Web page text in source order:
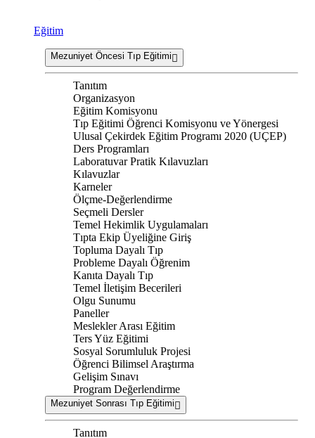
Eğitim
Mezuniyet Öncesi Tıp Eğitimi
Tanıtım
Organizasyon
Eğitim Komisyonu
Tıp Eğitimi Öğrenci Komisyonu ve Yönergesi
Ulusal Çekirdek Eğitim Programı 2020 (UÇEP)
Ders Programları
Laboratuvar Pratik Kılavuzları
Kılavuzlar
Karneler
Ölçme-Değerlendirme
Seçmeli Dersler
Temel Hekimlik Uygulamaları
Tıpta Ekip Üyeliğine Giriş
Topluma Dayalı Tıp
Probleme Dayalı Öğrenim
Kanıta Dayalı Tıp
Temel İletişim Becerileri
Olgu Sunumu
Paneller
Meslekler Arası Eğitim
Ters Yüz Eğitimi
Sosyal Sorumluluk Projesi
Öğrenci Bilimsel Araştırma
Gelişim Sınavı
Program Değerlendirme
Mezuniyet Sonrası Tıp Eğitimi
Tanıtım